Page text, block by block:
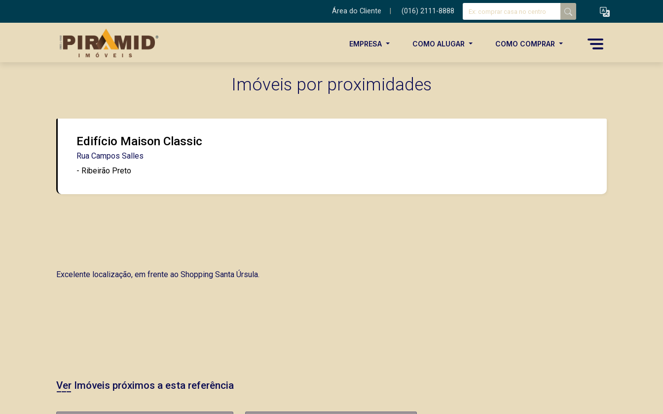
Área do Cliente (016) 2111-8888
EMPRESA COMO ALUGAR COMO COMPRAR
Imóveis por proximidades
Edifício Maison Classic
Rua Campos Salles
- Ribeirão Preto
Excelente localização, em frente ao Shopping Santa Úrsula.
Ver Imóveis próximos a esta referência